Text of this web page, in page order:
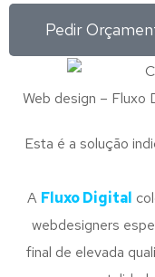
Pedir
Web design – Fluxo
Esta é a solução
A Fluxo Digital
webdesigners
final de elevada